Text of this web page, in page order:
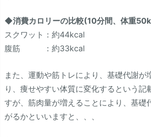
◆消費カロリーの比較(10分間、体重
スクワット：約44kcal
腹筋 ：約33kcal
また、運動や筋トレにより、基礎代謝が
り、痩せやすい体質に変化するという記
すが、筋肉量が増えることにより、基礎
がるかといいますと、、、